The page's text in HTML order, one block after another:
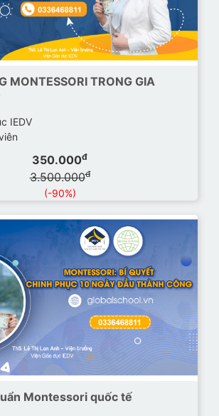
MONTESSORI TRONG GIA
IEDV
350.000đ
3.500.000đ
(-90%)
Montessori quốc tế